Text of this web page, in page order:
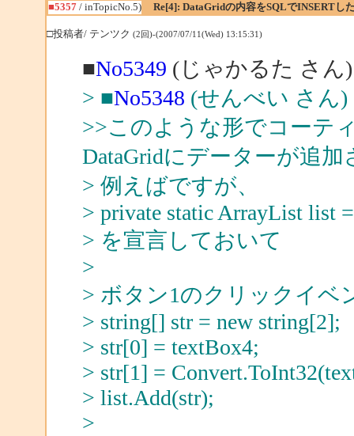
■5357/ inTopicNo.5) Re[4]: DataGridの内容をSQLでINSERTし
□投稿者/ テンツク (2回)-(2007/07/11(Wed) 13:15:31)
■No5349 (じゃかるた さん
> ■No5348 (せんべい さん)
>>このような形でコーテ
DataGridにデーターが追
> 例えばですが、
> private static ArrayList list
> を宣言しておいて
>
> ボタン1のクリックイベ
> string[] str = new string[2];
> str[0] = textBox4;
> str[1] =
> list.Add(str);
>